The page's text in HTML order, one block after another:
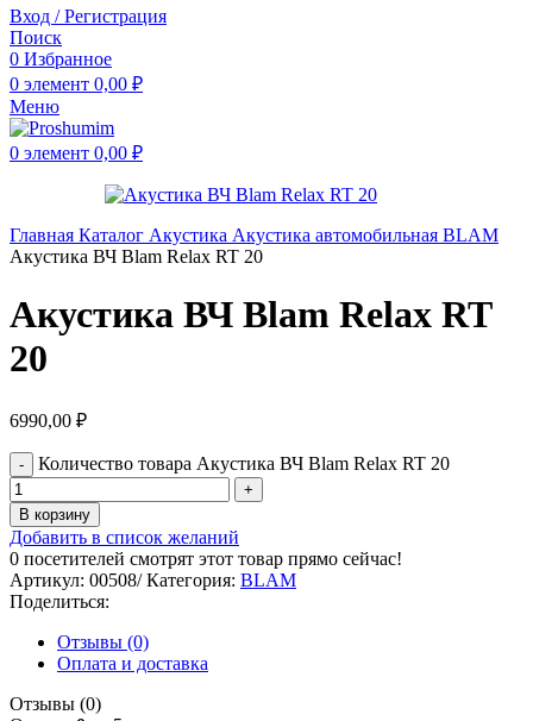
Вход / Регистрация
Поиск
0 Избранное
0 элемент 0,00 ₽
Меню
0 элемент 0,00 ₽
Главная Каталог Акустика Акустика автомобильная BLAM
Акустика ВЧ Blam Relax RT 20
Акустика ВЧ Blam Relax RT
20
6990,00 ₽
Количество товара Акустика ВЧ Blam Relax RT 20
В корзину
Добавить в список желаний
0 посетителей смотрят этот товар прямо сейчас!
Артикул: 00508/Категория: BLAM
Поделиться:
Отзывы (0)
Оплата и доставка
Отзывы (0)